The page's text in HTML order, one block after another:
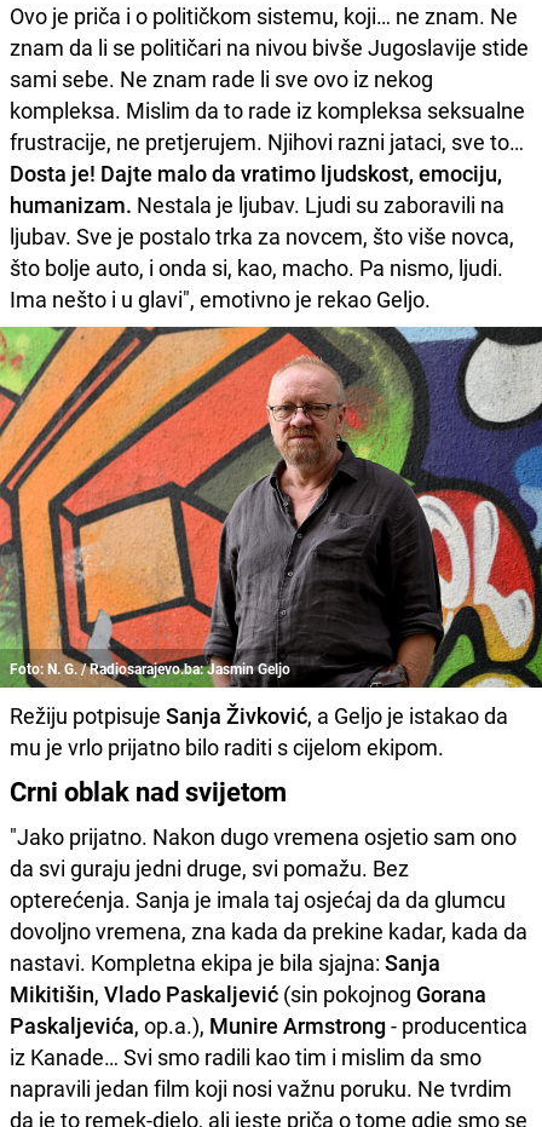
Ovo je priča i o političkom sistemu, koji… ne znam. Ne
znam da li se političari na nivou bivše Jugoslavije stide
sami sebe. Ne znam rade li sve ovo iz nekog
kompleksa. Mislim da to rade iz kompleksa seksualne
frustracije, ne pretjerujem. Njihovi razni jataci, sve to…
Dosta je! Dajte malo da vratimo ljudskost, emociju,
humanizam. Nestala je ljubav. Ljudi su zaboravili na
ljubav. Sve je postalo trka za novcem, što više novca,
što bolje auto, i onda si, kao, macho. Pa nismo, ljudi.
Ima nešto i u glavi", emotivno je rekao Geljo.
Foto: N. G. / Radiosarajevo.ba: Jasmin Geljo
Režiju potpisuje Sanja Živković, a Geljo je istakao da
mu je vrlo prijatno bilo raditi s cijelom ekipom.
Crni oblak nad svijetom
"Jako prijatno. Nakon dugo vremena osjetio sam ono
da svi guraju jedni druge, svi pomažu. Bez
opterećenja. Sanja je imala taj osjećaj da da glumcu
dovoljno vremena, zna kada da prekine kadar, kada da
nastavi. Kompletna ekipa je bila sjajna: Sanja
Mikitišin, Vlado Paskaljević (sin pokojnog Gorana
Paskaljevića, op.a.), Munire Armstrong- producentica
iz Kanade… Svi smo radili kao tim i mislim da smo
napravili jedan film koji nosi važnu poruku. Ne tvrdim
da je to remek-djelo, ali jeste priča o tome gdje smo se